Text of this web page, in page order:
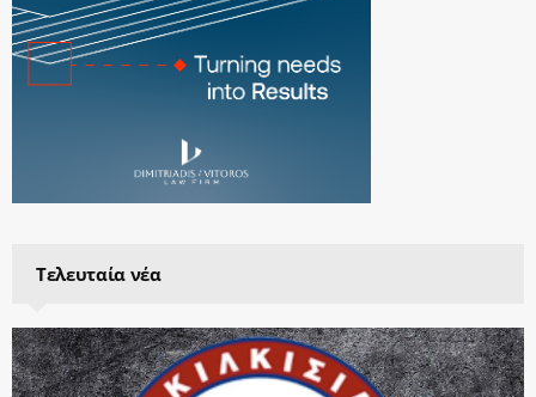
Τελευταία νέα